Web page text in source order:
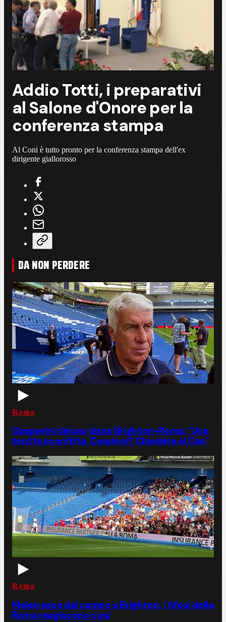
Addio Totti, i preparativi
al Salone d'Onore per la
conferenza stampa
Al Coni è tutto pronto per la conferenza stampa dell'ex
dirigente giallorosso
DA NON PERDERE
Roma
Gasperini deluso dopo Brighton-Roma: "Una
brutta sconfitta. Cessioni? Chiedete al Ceo"
Roma
Malen esce dal campo a Brighton, i tifosi della
Roma reagiscono così